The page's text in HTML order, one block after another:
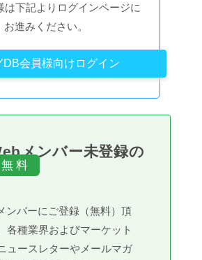
は下記よりログインページに
お進みください。
会員様向けログイン
メンバー未登録の
ンバーにご登録（無料）頂
各種業界およびマーケット
ュースレターやメールマガ